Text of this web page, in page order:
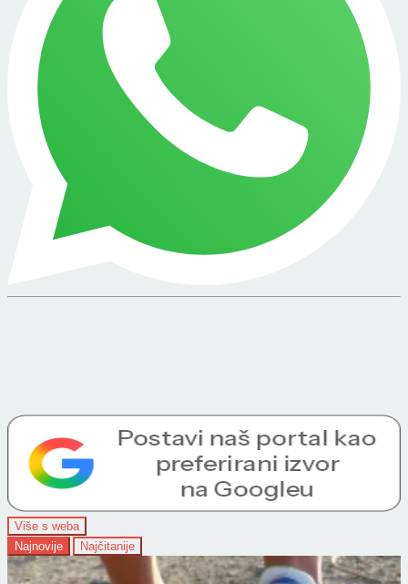
Više s weba
Najnovije
Najčitanije